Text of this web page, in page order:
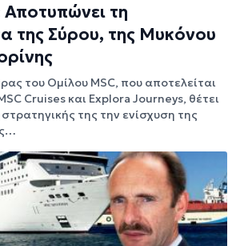
Αποτυπώνει τη
της Σύρου, της Μυκόνου
του Ομίλου MSC, που αποτελείται
Cruises και Explora Journeys, θέτει
της την ενίσχυση της